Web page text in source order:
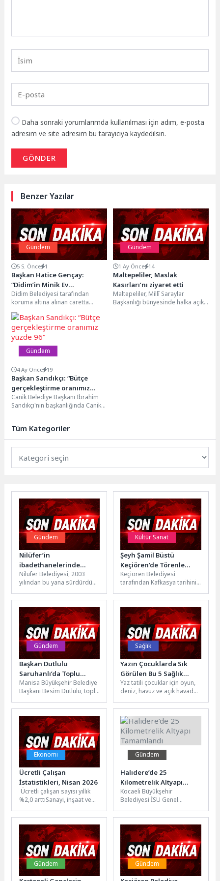
Daha sonraki yorumlarımda kullanılması için adım, e-posta
adresim ve site adresim bu tarayıcıya kaydedilsin.
GÖNDER
Benzer Yazılar
Gündem
5 S. Önce 1
Başkan Hatice Gençay:
“Didim’in Minik Ev
Sahiplerine Sahip Çıkmaya
Devam Edeceğiz”
Didim Belediyesi tarafından
koruma altına alınan caretta
caretta yuvalarından çıkan
yavrular, güvenli bir şekilde
denizle...
Gündem
1 Ay Önce 14
Maltepeliler, Maslak
Kasırları’nı ziyaret etti
Maltepeliler, Millî Saraylar
Başkanlığı bünyesinde halka açık
Gündem
4 Ay Önce 19
Başkan Sandıkçı: “Bütçe
gerçekleştirme oranımız
yüzde 96”
Canik Belediye Başkanı İbrahim
Sandıkçı'nın başkanlığında Canik
Belediye...
Tüm Kategoriler
Gündem
Nilüfer’in
ibadethanelerinde
bahar temizliği
Nilüfer Belediyesi, 2003
yılından bu yana sürdürdüğü
çalışmalarına baharın
gelişiyle birlikte hız verdi....
Kültür Sanat
Şeyh Şamil Büstü
Keçiören’de Törenle
Açıldı
Keçiören Belediyesi
tarafından Kafkasya tarihinin
Şeyh Şamil anısına
hazırlanan büst, Şehit
Kubilay...
Gündem
Başkan Dutlulu
Saruhanlı’da Toplu
Ulaşım Esnafıyla Buluştu
Manisa Büyükşehir Belediye
Başkanı Besim Dutlulu, toplu
gelerek sektörün taleplerini
dinledi....
Sağlık
Yazın Çocuklarda Sık
Görülen Bu 5 Sağlık
Sorununa Dikkat
Yaz tatili çocuklar için oyun,
deniz, havuz ve açık havada
anlamına geliyor....
Ekonomi
Ücretli Çalışan
İstatistikleri, Nisan 2026
Ücretli çalışan sayısı yıllık
%2,0 arttıSanayi, inşaat ve
toplamında ücretli çalışan
sayısı 2026...
Gündem
Halıdere’de 25
Kilometrelik Altyapı
Tamamlandı
Kocaeli Büyükşehir
Belediyesi İSU Genel
Mahallesi’nde yürüttüğü
kapsamlı altyapı yenileme
çalışmalarını tamamladı....
Gündem Gündem